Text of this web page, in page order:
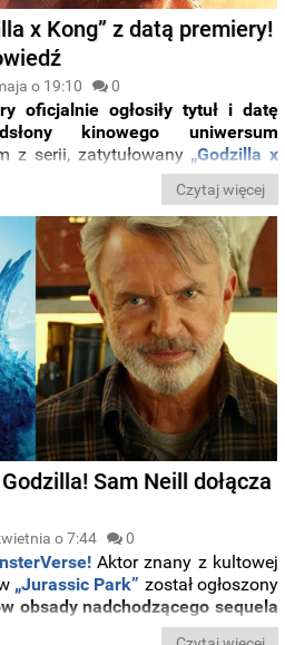
x Kong” z datą premiery!
o 19:10 0
oficjalnie ogłosiły tytuł idatę
kinowegouniwersum
z serii, zatytułowany „Godzillax
26marca2027
wydarzeniutowarzyszył
nadchodzącewidowisko.
Czytaj więcej
Sam Neill dołącza
o 7:44 0
Aktor znany z kultowej
„Jurassic Park” został ogłoszony
obsady nadchodzącego sequela